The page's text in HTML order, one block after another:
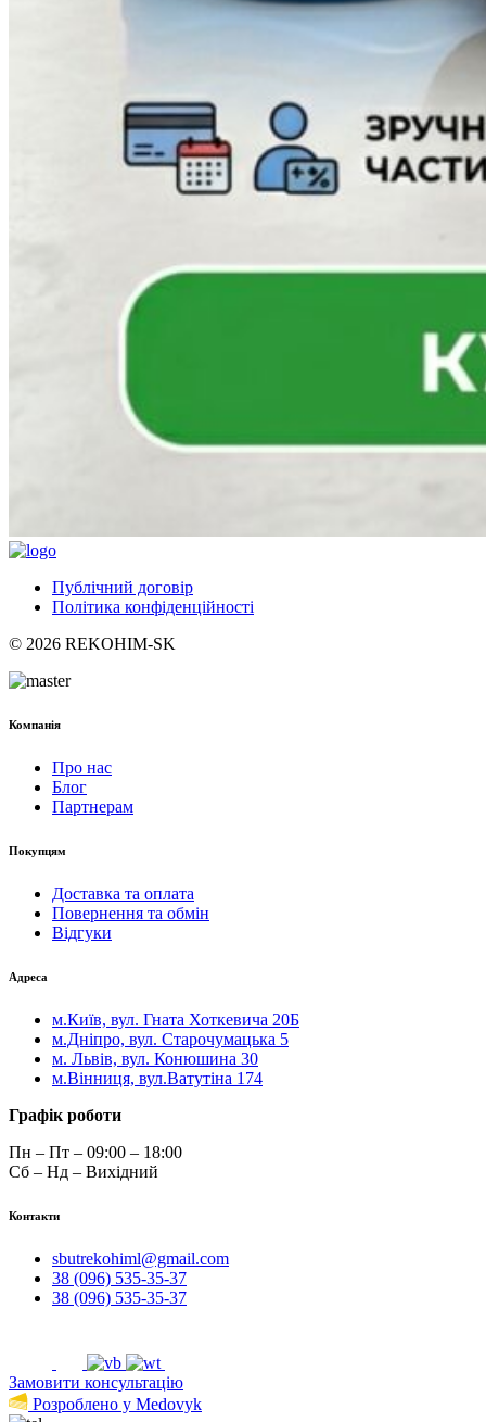
Публічний договір
Політика конфіденційності
© 2026 REKOHIM-SK
Компанія
Про нас
Блог
Партнерам
Покупцям
Доставка та оплата
Повернення та обмін
Відгуки
Адреса
м.Київ, вул. Гната Хоткевича 20Б
м.Дніпро, вул. Старочумацька 5
м. Львів, вул. Конюшина 30
м.Вінниця, вул.Ватутіна 174
Графік роботи
Пн – Пт – 09:00 – 18:00
Сб – Нд – Вихідний
Контакти
sbutrekohiml@gmail.com
38 (096) 535-35-37
38 (096) 535-35-37
Замовити консультацію
Розроблено у Medovyk